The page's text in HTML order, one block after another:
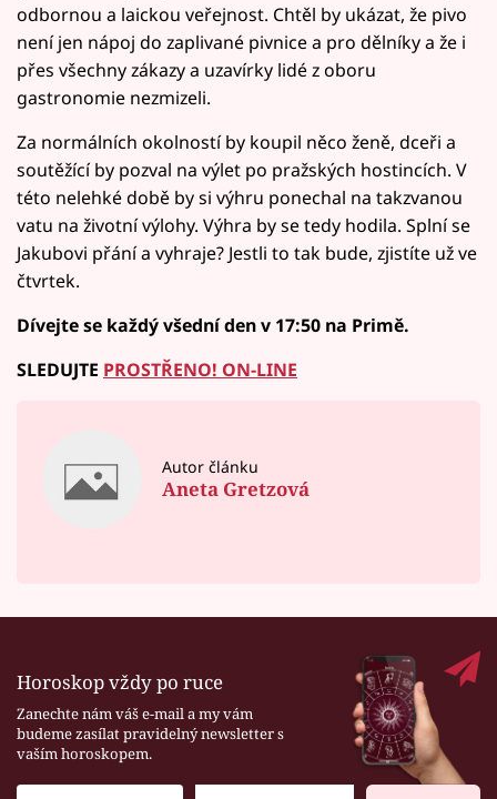
odbornou a laickou veřejnost. Chtěl by ukázat, že pivo
není jen nápoj do zaplivané pivnice a pro dělníky a že i
přes všechny zákazy a uzavírky lidé z oboru
gastronomie nezmizeli.
Za normálních okolností by koupil něco ženě, dceři a
soutěžící by pozval na výlet po pražských hostincích. V
této nelehké době by si výhru ponechal na takzvanou
vatu na životní výlohy. Výhra by se tedy hodila. Splní se
Jakubovi přání a vyhraje? Jestli to tak bude, zjistíte už ve
čtvrtek.
Dívejte se každý všední den v 17:50 na Primě.
SLEDUJTE PROSTŘENO! ON-LINE
Autor článku
Aneta Gretzová
Horoskop vždy po ruce
Zanechte nám váš e-mail a my vám
budeme zasílat pravidelný newsletter s
vaším horoskopem.